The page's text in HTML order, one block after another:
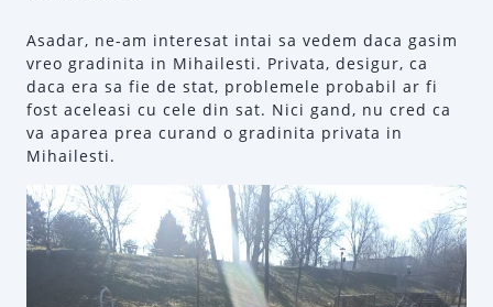
Asadar, ne-am interesat intai sa vedem daca gasim
vreo gradinita in Mihailesti. Privata, desigur, ca
daca era sa fie de stat, problemele probabil ar fi
fost aceleasi cu cele din sat. Nici gand, nu cred ca
va aparea prea curand o gradinita privata in
Mihailesti.